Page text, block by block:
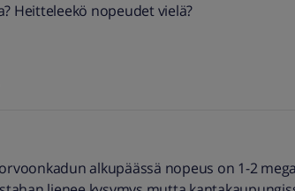
Heitteleekö nopeudet vielä?
alkupäässä nopeus on 1-2